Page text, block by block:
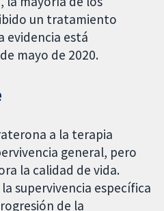
un tratamiento
evidencia está
mayo de 2020.
a la terapia
general, pero
la calidad de vida.
supervivencia específica
de la